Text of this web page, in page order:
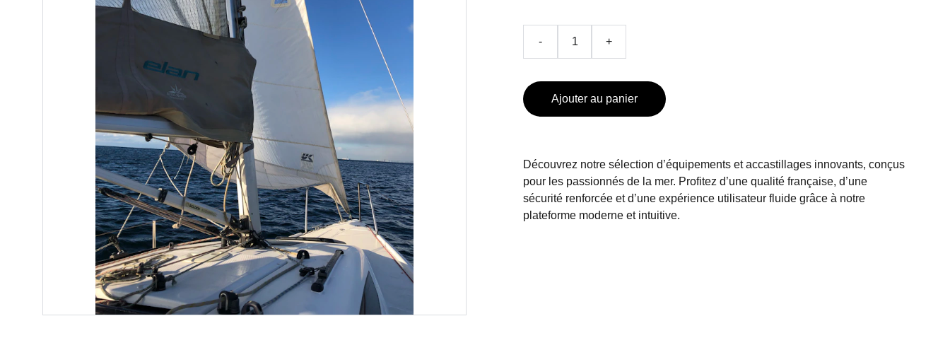
- +
Ajouter au panier
Découvrez notre sélection d’équipements et accastillages innovants, conçus
pour les passionnés de la mer. Profitez d’une qualité française, d’une
sécurité renforcée et d’une expérience utilisateur fluide grâce à notre
plateforme moderne et intuitive.